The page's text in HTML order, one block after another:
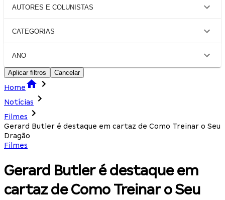
AUTORES E COLUNISTAS
CATEGORIAS
ANO
Aplicar filtros Cancelar
Home
Notícias
Filmes
Gerard Butler é destaque em cartaz de Como Treinar o Seu
Dragão
Filmes
Gerard Butler é destaque em
cartaz de Como Treinar o Seu